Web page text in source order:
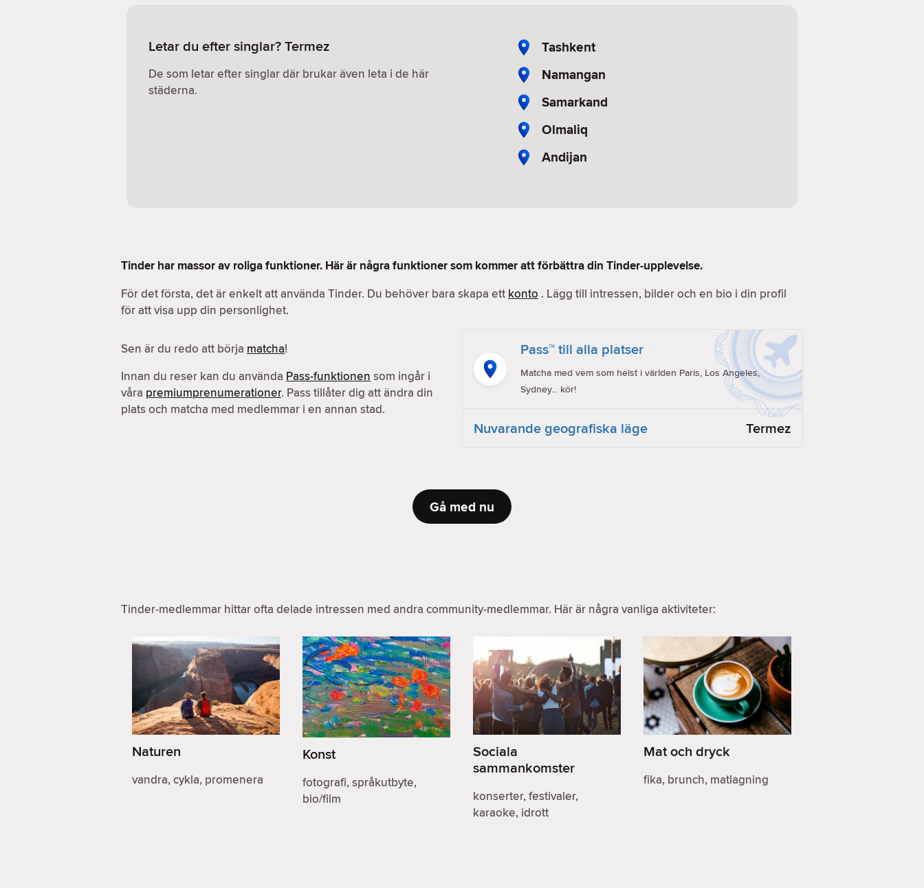
Letar du efter singlar? Termez
De som letar efter singlar där brukar även leta i de här
städerna.
Tashkent
Namangan
Samarkand
Olmaliq
Andijan
Tinder har massor av roliga funktioner. Här är några funktioner som kommer att förbättra din Tinder-upplevelse.
För det första, det är enkelt att använda Tinder. Du behöver bara skapa ett konto . Lägg till intressen, bilder och en bio i din profil
för att visa upp din personlighet.
Sen är du redo att börja matcha!
Innan du reser kan du använda Pass-funktionen som ingår i
våra premiumprenumerationer. Pass tillåter dig att ändra din
plats och matcha med medlemmar i en annan stad.
Pass™ till alla platser
Matcha med vem som helst i världen Paris, Los Angeles,
Sydney... kör!
Nuvarande geografiska läge Termez
Gå med nu
Tinder-medlemmar hittar ofta delade intressen med andra community-medlemmar. Här är några vanliga aktiviteter:
Naturen
vandra, cykla, promenera
Konst
fotografi, språkutbyte,
bio/film
Sociala
sammankomster
konserter, festivaler,
karaoke, idrott
Mat och dryck
fika, brunch, matlagning